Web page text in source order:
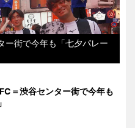
ー街で今年も「七夕パレー
＝渋谷センター街で今年も